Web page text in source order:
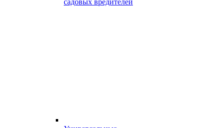
садовых вредителей